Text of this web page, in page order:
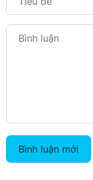
Bình luận mới